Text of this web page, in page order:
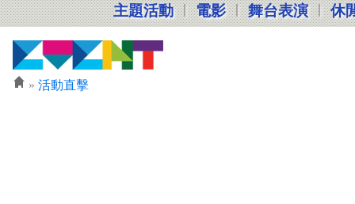
主題活動 | 電影 | 舞台表演 | 休
» 活動直擊